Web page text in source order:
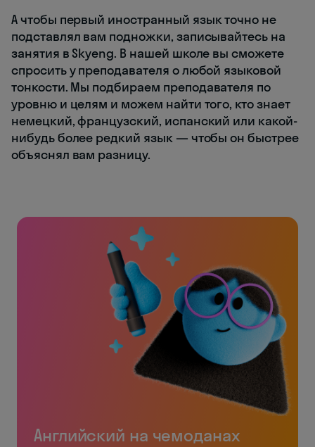
А чтобы первый иностранный язык точно не
подставлял вам подножки, записывайтесь на
занятия в Skyeng. В нашей школе вы сможете
спросить у преподавателя о любой языковой
тонкости. Мы подбираем преподавателя по
уровню и целям и можем найти того, кто знает
немецкий, французский, испанский или какой-
нибудь более редкий язык — чтобы он быстрее
объяснял вам разницу.
Английский на чемоданах